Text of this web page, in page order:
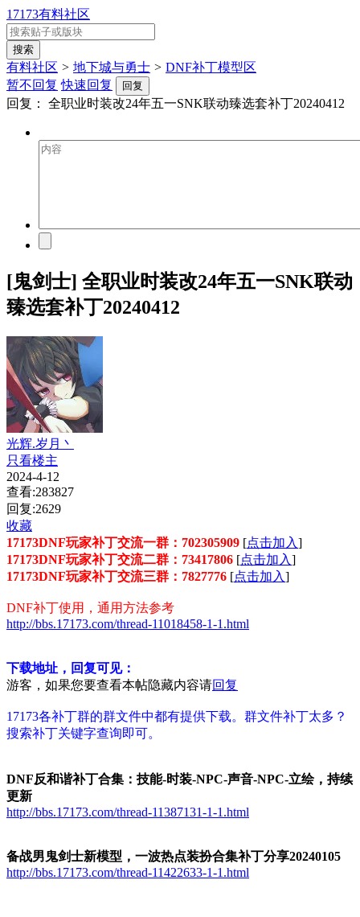
17173有料社区
有料社区 > 地下城与勇士 > DNF补丁模型区
暂不回复 快速回复 回复
回复： 全职业时装改24年五一SNK联动臻选套补丁20240412
[鬼剑士] 全职业时装改24年五一SNK联动
臻选套补丁20240412
光辉.岁月丶
只看楼主
2024-4-12
查看:283827
回复:2629
收藏
17173DNF玩家补丁交流一群：702305909 [点击加入]
17173DNF玩家补丁交流二群：73417806 [点击加入]
17173DNF玩家补丁交流三群：7827776 [点击加入]
DNF补丁使用，通用方法参考
http://bbs.17173.com/thread-11018458-1-1.html
下载地址，回复可见：
游客，如果您要查看本帖隐藏内容请回复
17173各补丁群的群文件中都有提供下载。群文件补丁太多？
搜索补丁关键字查询即可。
DNF反和谐补丁合集：技能-时装-NPC-声音-NPC-立绘，持续
更新
http://bbs.17173.com/thread-11387131-1-1.html
备战男鬼剑士新模型，一波热点装扮合集补丁分享20240105
http://bbs.17173.com/thread-11422633-1-1.html